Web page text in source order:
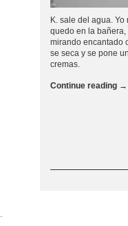
K. sale del agua. Yo
quedo en la bañera,
mirando encantado
se seca y se pone
cremas.
Continue reading →
.